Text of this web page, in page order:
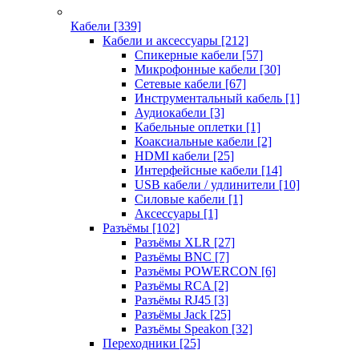
Кабели [339]
Кабели и аксессуары [212]
Спикерные кабели [57]
Микрофонные кабели [30]
Сетевые кабели [67]
Инструментальный кабель [1]
Аудиокабели [3]
Кабельные оплетки [1]
Коаксиальные кабели [2]
HDMI кабели [25]
Интерфейсные кабели [14]
USB кабели / удлинители [10]
Силовые кабели [1]
Аксессуары [1]
Разъёмы [102]
Разъёмы XLR [27]
Разъёмы BNC [7]
Разъёмы POWERCON [6]
Разъёмы RCA [2]
Разъёмы RJ45 [3]
Разъёмы Jack [25]
Разъёмы Speakon [32]
Переходники [25]